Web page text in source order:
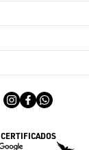
CERTIFICADOS